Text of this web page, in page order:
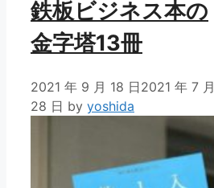
鉄板ビジネス本の
金字塔13冊
2021 年 9 月 18 日2021 年 7 月
28 日 by yoshida